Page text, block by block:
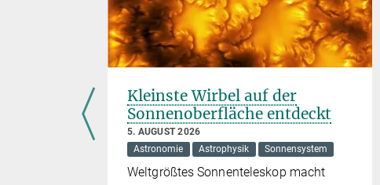
Kleinste Wirbel auf der
Sonnenoberfläche entdeckt
5. AUGUST 2026
Astronomie
Astrophysik Sonnensystem
Weltgrößtes Sonnenteleskop macht